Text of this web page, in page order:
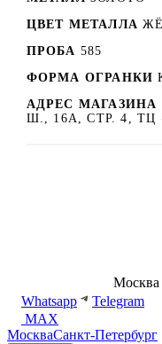
ЦВЕТ МЕТАЛЛА
ПРОБА 585
ФОРМА ОГРАНКИ
АДРЕС МАГАЗИНА
Ш., 16А, СТР. 4, ТЦ
Москва
Whatsapp
Telegram
MAX
МоскваСанкт-Петербург